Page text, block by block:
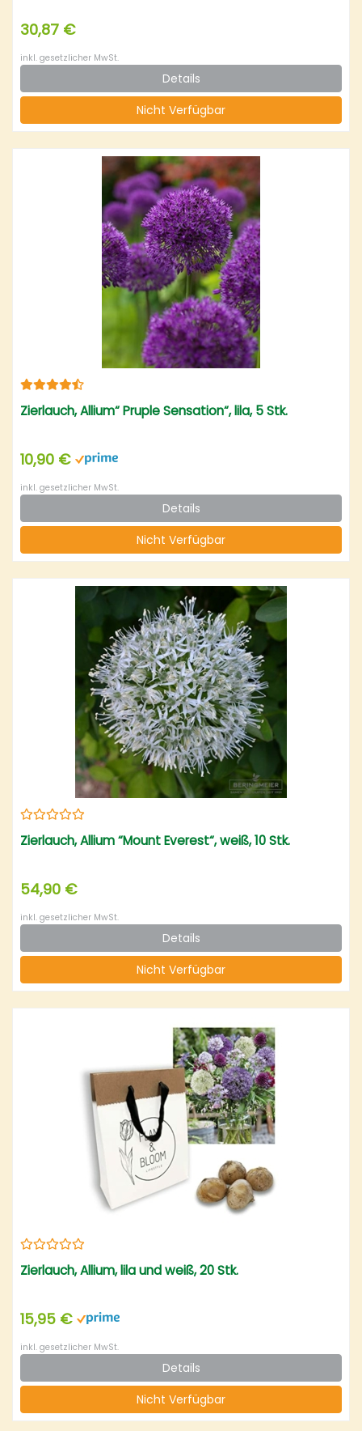
30,87 €
inkl. gesetzlicher MwSt.
Details
Nicht Verfügbar
Zierlauch, Allium“ Pruple Sensation“, lila, 5 Stk.
10,90 €
inkl. gesetzlicher MwSt.
Details
Nicht Verfügbar
Zierlauch, Allium “Mount Everest“, weiß, 10 Stk.
54,90 €
inkl. gesetzlicher MwSt.
Details
Nicht Verfügbar
Zierlauch, Allium, lila und weiß, 20 Stk.
15,95 €
inkl. gesetzlicher MwSt.
Details
Nicht Verfügbar